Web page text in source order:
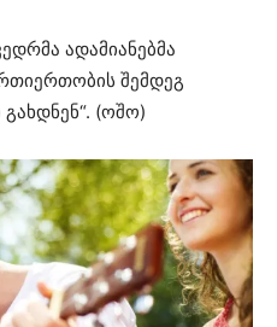
ადამიანებმა
შემდეგ
(ოშო)